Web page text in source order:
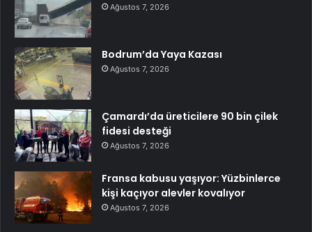
Ağustos 7, 2026
Bodrum’da Yaya Kazası
Ağustos 7, 2026
Çamardı’da üreticilere 90 bin çilek
fidesi desteği
Ağustos 7, 2026
Fransa kabusu yaşıyor: Yüzbinlerce
kişi kaçıyor alevler kovalıyor
Ağustos 7, 2026